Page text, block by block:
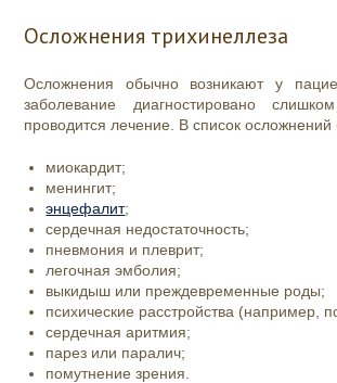
Осложнения трихинеллеза
Осложнения обычно возникают у
заболевание диагностировано
проводится лечение. В список осложнений
миокардит;
менингит;
энцефалит;
сердечная недостаточность;
пневмония и плеврит;
легочная эмболия;
выкидыш или преждевременные роды;
психические расстройства (например,
сердечная аритмия;
парез или паралич;
помутнение зрения